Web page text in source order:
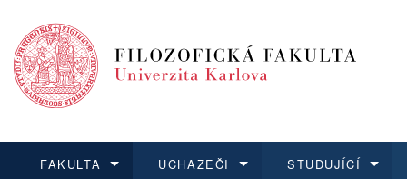
FAKULTA UCHAZEČI STUDUJÍCÍ